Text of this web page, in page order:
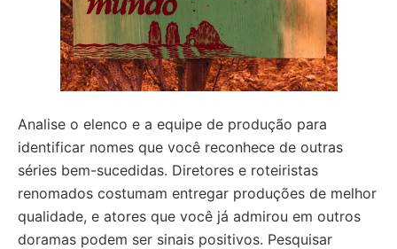
Analise o elenco e a equipe de produção para
identificar nomes que você reconhece de outras
séries bem-sucedidas. Diretores e roteiristas
renomados costumam entregar produções de melhor
qualidade, e atores que você já admirou em outros
doramas podem ser sinais positivos. Pesquisar